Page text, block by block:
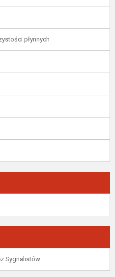
płynnych
Sygnalistów